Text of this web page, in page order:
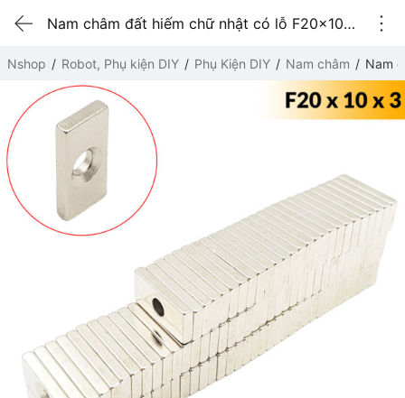
Nam châm đất hiếm chữ nhật có lỗ F20x10x3 (1 viên)
Nshop Robot, Phụ kiện DIY Phụ Kiện DIY Nam châm Nam